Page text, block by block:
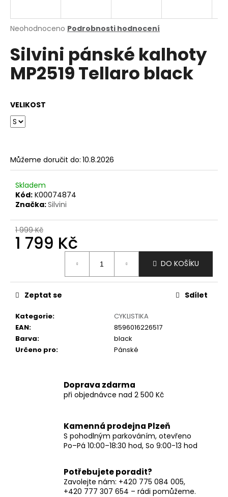
Průměrné
produktu
je
0,0
Neohodnoceno Podrobnosti hodnocení
Silvini pánské kalhoty
MP2519 Tellaro black
VELIKOST
Můžeme doručit do: 10.8.2026
Skladem
Kód: K00074874
Značka:Silvini
1 999 Kč
1 799 Kč
DO KOŠÍKU
Kategorie:
CYKLISTIKA
EAN:
8596016226517
Barva:
black
Určeno pro: Pánské
Zeptat se Sdílet
Doprava zdarma
při objednávce nad 2 500 Kč
Kamenná prodejna Plzeň
S pohodlným parkováním, otevřeno
Po–Pá 10:00–18:30 hod, So 9:00-13 hod
Potřebujete poradit?
Zavolejte nám: +420 775 084 005,
+420 777 307 654 – rádi pomůžeme.
j
t
?
D
o
p
o
u
č
u
e